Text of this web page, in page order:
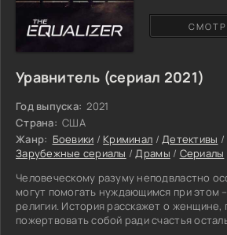
Уравнитель (сериал 2021)
Год выпуска: 2021
Страна: США
Жанр: Боевики / Криминал /Детективы /
Зарубежные сериалы /Драмы / Сериалы
Человеческому разуму неподвластно
могут помогать нуждающимся при этом
религии. История расскажет о женщине,
пожертвовать собой ради счастья